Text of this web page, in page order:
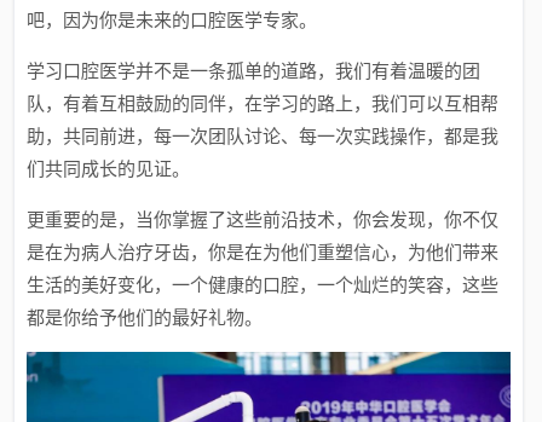
吧，因为你是未来的口腔医学专家。
学习口腔医学并不是一条孤单的道路，我们有着温暖的团
队，有着互相鼓励的同伴，在学习的路上，我们可以互相帮
助，共同前进，每一次团队讨论、每一次实践操作，都是我
们共同成长的见证。
更重要的是，当你掌握了这些前沿技术，你会发现，你不仅
是在为病人治疗牙齿，你是在为他们重塑信心，为他们带来
生活的美好变化，一个健康的口腔，一个灿烂的笑容，这些
都是你给予他们的最好礼物。